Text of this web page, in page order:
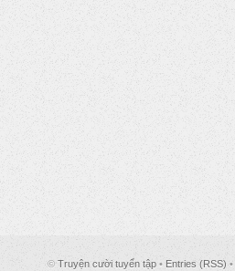
© Truyện cười tuyển tập • Entries (RSS) •